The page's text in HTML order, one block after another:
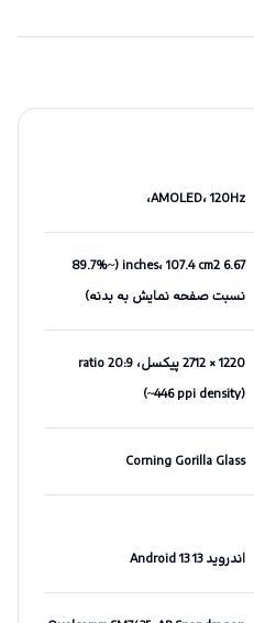
AMOLED، 120Hz،
6.67 inches، 107.4 cm2 (~89.7%
نسبت صفحه نمایش به بدنه)
1220 × 2712 پیکسل، 20:9 ratio
(~446 ppi density)
Corning Gorilla Glass
اندروید 13 Android 13